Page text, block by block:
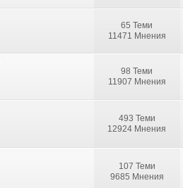
65 Теми
11471 Мнения
98 Теми
11907 Мнения
493 Теми
12924 Мнения
107 Теми
9685 Мнения